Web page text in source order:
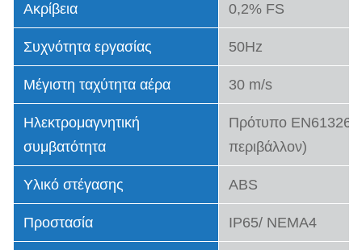
Ακρίβεια 0,2% FS
Συχνότητα εργασίας 50Hz
Μέγιστη ταχύτητα αέρα 30 m/s
Ηλεκτρομαγνητική
συμβατότητα
Πρότυπο EN61326-1
περιβάλλον)
Υλικό στέγασης ABS
Προστασία IP65/ NEMA4